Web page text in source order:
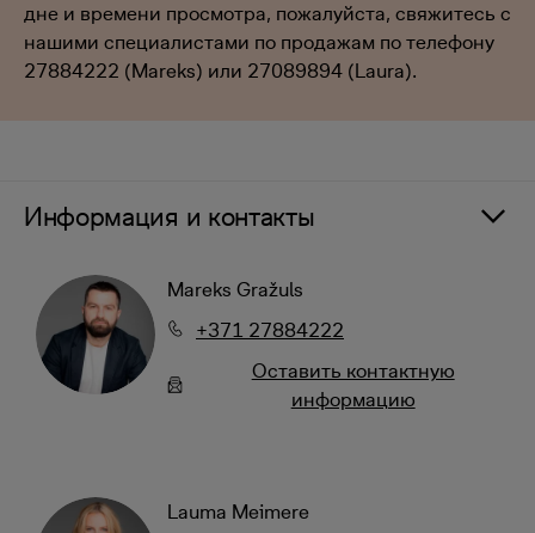
дне и времени просмотра, пожалуйста, свяжитесь с
нашими специалистами по продажам по телефону
27884222 (Mareks) или 27089894 (Laura).
Информация и контакты
Mareks Gražuls
+371 27884222
Oставить контактную
информацию
Lauma Meimere